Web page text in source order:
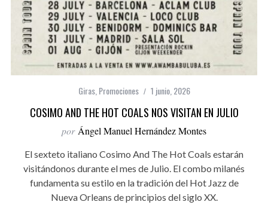
Giras, Promociones 1 junio, 2026
COSIMO AND THE HOT COALS NOS VISITAN EN JULIO
por Ángel Manuel Hernández Montes
El sexteto italiano Cosimo And The Hot Coals estarán
visitándonos durante el mes de Julio. El combo milanés
fundamenta su estilo en la tradición del Hot Jazz de
Nueva Orleans de principios del siglo XX.